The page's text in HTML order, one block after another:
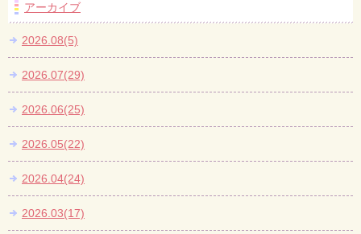
アーカイブ
2026.08(5)
2026.07(29)
2026.06(25)
2026.05(22)
2026.04(24)
2026.03(17)